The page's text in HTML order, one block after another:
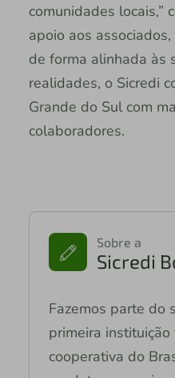
comunidades locais,”
apoio aos
de forma alinhada às
realidades, o Sicredi
Grande do Sul com
colaboradores.
Sobre a
Sicredi
Fazemos parte do
primeira instituição
cooperativa do